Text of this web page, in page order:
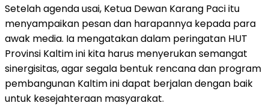
Setelah agenda usai, Ketua Dewan Karang Paci itu
menyampaikan pesan dan harapannya kepada para
awak media. Ia mengatakan dalam peringatan HUT
Provinsi Kaltim ini kita harus menyerukan semangat
sinergisitas, agar segala bentuk rencana dan program
pembangunan Kaltim ini dapat berjalan dengan baik
untuk kesejahteraan masyarakat.